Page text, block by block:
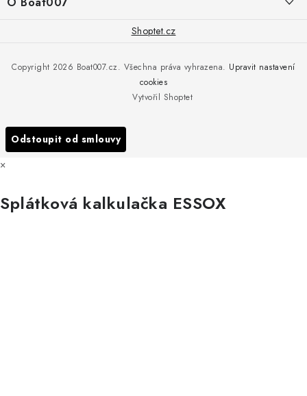
Obchodní podmínky
Podmínky ochrany osobních údajů
Všechny značky
Shoptet.cz
Vytvořil Shoptet
Copyright 2026 Boat007.cz. Všechna práva vyhrazena. Upravit nastavení
cookies
Odstoupit od smlouvy
×
Splátková kalkulačka ESSOX